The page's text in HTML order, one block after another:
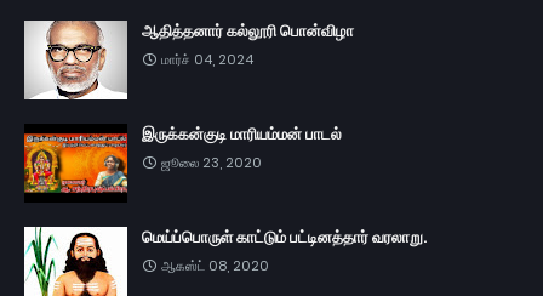
ஆதித்தனார் கல்லூரி பொன்விழா
மார்ச் 04, 2024
இருக்கன்குடி மாரியம்மன் பாடல்
ஜூலை 23, 2020
மெய்ப்பொருள் காட்டும் பட்டினத்தார் வரலாறு.
ஆகஸ்ட் 08, 2020